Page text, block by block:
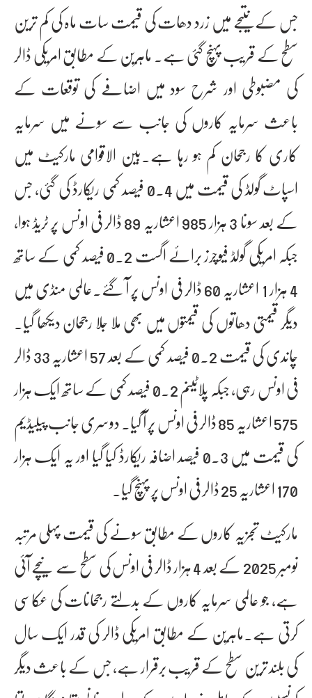
جس کے نتیجے میں زرد دھات کی قیمت سات ماہ کی کم ترین
سطح کے قریب پہنچ گئی ہے۔ ماہرین کے مطابق امریکی ڈالر
کی مضبوطی اور شرح سود میں اضافے کی توقعات کے
باعث سرمایہ کاروں کی جانب سے سونے میں سرمایہ
کاری کا رجحان کم ہو رہا ہے۔بین الاقوامی مارکیٹ میں
اسپاٹ گولڈ کی قیمت میں 0.4 فیصد کمی ریکارڈ کی گئی، جس
کے بعد سونا 3 ہزار 985 اعشاریہ 89 ڈالر فی اونس پر ٹریڈ ہوا،
جبکہ امریکی گولڈ فیوچرز برائے اگست 0.2 فیصد کمی کے ساتھ
4 ہزار 1 اعشاریہ 60 ڈالر فی اونس پر آ گئے۔عالمی منڈی میں
دیگر قیمتی دھاتوں کی قیمتوں میں بھی ملا جلا رجحان دیکھا گیا۔
چاندی کی قیمت 0.2 فیصد کمی کے بعد 57 اعشاریہ 33 ڈالر
فی اونس رہی، جبکہ پلاٹینم 0.2 فیصد کمی کے ساتھ ایک ہزار
575 اعشاریہ 85 ڈالر فی اونس پر آ گیا۔ دوسری جانب پیلیڈیم
کی قیمت میں 0.3 فیصد اضافہ ریکارڈ کیا گیا اور یہ ایک ہزار
170 اعشاریہ 25 ڈالر فی اونس پر پہنچ گیا۔
مارکیٹ تجزیہ کاروں کے مطابق سونے کی قیمت پہلی مرتبہ
نومبر 2025 کے بعد 4 ہزار ڈالر فی اونس کی سطح سے نیچے آئی
ہے، جو عالمی سرمایہ کاروں کے بدلتے رجحانات کی عکاسی
کرتی ہے۔ماہرین کے مطابق امریکی ڈالر کی قدر ایک سال
کی بلند ترین سطح کے قریب برقرار ہے، جس کے باعث دیگر